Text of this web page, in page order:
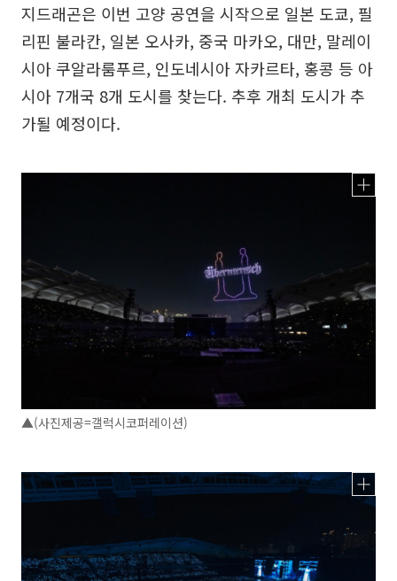
지드래곤은 이번 고양 공연을 시작으로 일본 도쿄, 필
리핀 불라칸, 일본 오사카, 중국 마카오, 대만, 말레이
시아 쿠알라룸푸르, 인도네시아 자카르타, 홍콩 등 아
시아 7개국 8개 도시를 찾는다. 추후 개최 도시가 추
가될 예정이다.
▲(사진제공=갤럭시코퍼레이션)